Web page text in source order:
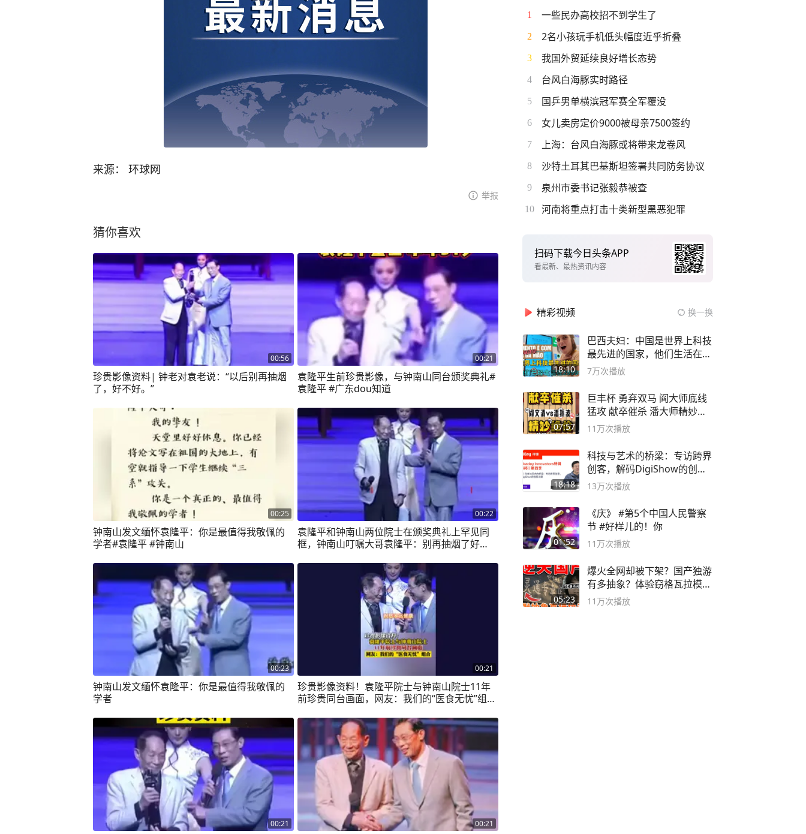
来源： 环球网
举报
猜你喜欢
00:56
珍贵影像资料| 钟老对袁老说：“以后别再抽烟
了，好不好。”
00:21
袁隆平生前珍贵影像，与钟南山同台颁奖典礼#
袁隆平 #广东dou知道
00:25
钟南山发文缅怀袁隆平：你是最值得我敬佩的
学者#袁隆平 #钟南山
00:22
袁隆平和钟南山两位院士在颁奖典礼上罕见同
框，钟南山叮嘱大哥袁隆平：别再抽烟了好
00:23
钟南山发文缅怀袁隆平：你是最值得我敬佩的
学者
00:21
珍贵影像资料！袁隆平院士与钟南山院士11年
前珍贵同台画面，网友：我们的“医食无忧”组
00:21 00:21
1 一些民办高校招不到学生了
2 2名小孩玩手机低头幅度近乎折叠
3 我国外贸延续良好增长态势
4 台风白海豚实时路径
5 国乒男单横滨冠军赛全军覆没
6 女儿卖房定价9000被母亲7500签约
7 上海：台风白海豚或将带来龙卷风
8 沙特土耳其巴基斯坦签署共同防务协议
9 泉州市委书记张毅恭被查
10 河南将重点打击十类新型黑恶犯罪
扫码下载今日头条APP
看最新、最热资讯内容
精彩视频 换一换
18:10
巴西夫妇：中国是世界上科技
最先进的国家，他们生活在
2999年
7万次播放
07:57
巨丰杯 勇弃双马 阎大师底线
猛攻 献卒催杀 潘大师精妙入
局
11万次播放
18:18
科技与艺术的桥梁：专访跨界
创客，解码DigiShow的创新
之路
13万次播放
01:52
《庆》 #第5个中国人民警察
节 #好样儿的！你
11万次播放
05:23
爆火全网却被下架？国产独游
有多抽象？体验窃格瓦拉模拟
器！
11万次播放